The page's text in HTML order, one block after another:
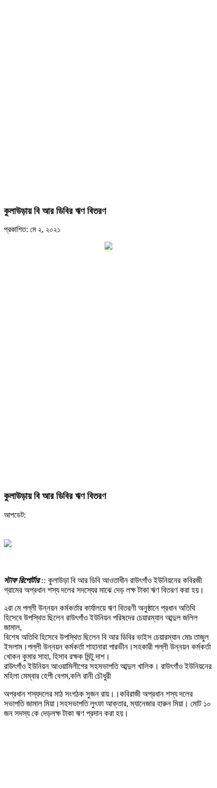
কুলাউড়ায় বি আর ডিবির ঋণ বিতরণ
প্রকাশিত: মে ২, ২০২১
কুলাউড়ায় বি আর ডিবির ঋণ বিতরণ
আপডেট:
স্টাফ রিপোর্টার:: কুলাউড়া বি আর ডিবি আওতাধীন রাউৎগাঁও ইউনিয়নের কবিরজী
গ্রামের অপ্রধান শস্য দলের সদস্যের মাঝে দেড় লক্ষ টাকা ঋণ বিতরণ করা হয়।
২রা মে পল্লী উন্নয়ন কর্মকর্তার কার্যালয়ে ঋণ বিতরণী অনুষ্ঠানে প্রধান অতিথি
হিসেবে উপস্থিত ছিলেন রাউৎগাঁও ইউনিয়ন পরিষদের চেয়ারম্যান আব্দুল জলিল
জামাল,
বিশেষ অতিথি হিসেবে উপস্থিত ছিলেন বি আর ডিবির ভাইস চেয়ারম্যান মোঃ তাজুল
ইসলাম।পল্লী উন্নয়ন কর্মকর্তা শাহানারা পারভীন।সহকারী পল্লী উন্নয়ন কর্মকর্তা
খোকন কুমার সাহা, হিসাব রক্ষক মিন্টু দাশ।
রাউৎগাঁও ইউনিয়ন আওয়ামিলীগের সহসভাপতি আব্দুল খালিক। রাউৎগাঁও ইউনিয়নের
মহিলা মেম্বার হেপী বেগম,কলি রানী চৌধুরী
অপ্রধান শস্যদলের মাঠ সংগঠক সুজন রায়।।কবিরাজী অপ্রধান শস্য দলের
সভাপতি জামাল মিয়া।সহসভাপতি লুৎফা আক্তার, ম্যানেজার হারুন মিয়া। মোট ১০
জন সদস্য কে দেড়লক্ষ টাকা ঋণ প্রদান করা হয়।